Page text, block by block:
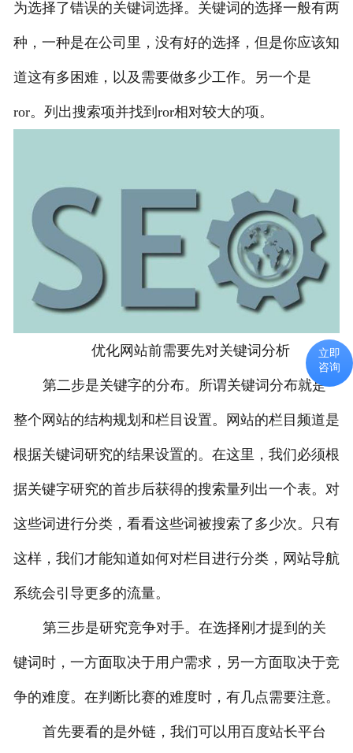
为选择了错误的关键词选择。关键词的选择一般有两
种，一种是在公司里，没有好的选择，但是你应该知
道这有多困难，以及需要做多少工作。另一个是
ror。列出搜索项并找到ror相对较大的项。
优化网站前需要先对关键词分析
第二步是关键字的分布。所谓关键词分布就是
整个网站的结构规划和栏目设置。网站的栏目频道是
根据关键词研究的结果设置的。在这里，我们必须根
据关键字研究的首步后获得的搜索量列出一个表。对
这些词进行分类，看看这些词被搜索了多少次。只有
这样，我们才能知道如何对栏目进行分类，网站导航
系统会引导更多的流量。
第三步是研究竞争对手。在选择刚才提到的关
键词时，一方面取决于用户需求，另一方面取决于竞
争的难度。在判断比赛的难度时，有几点需要注意。
首先要看的是外链，我们可以用百度站长平台
立即
咨询